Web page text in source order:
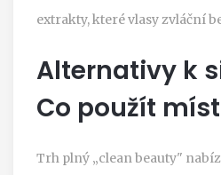
extrakty, které vlasy zvláční
Alternativy k
Co použít
Trh plný „clean beauty"